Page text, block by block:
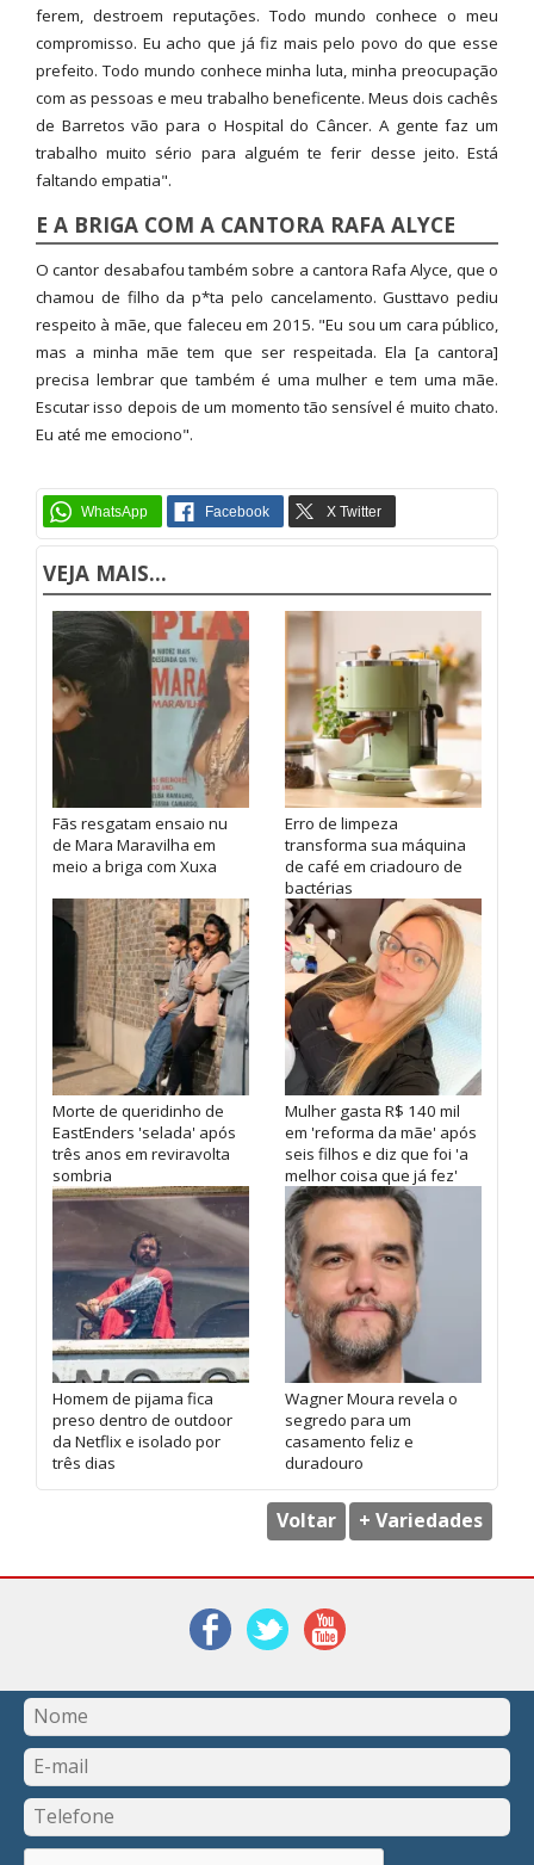
ferem, destroem reputações. Todo mundo conhece o meu
compromisso. Eu acho que já fiz mais pelo povo do que esse
prefeito. Todo mundo conhece minha luta, minha preocupação
com as pessoas e meu trabalho beneficente. Meus dois cachês
de Barretos vão para o Hospital do Câncer. A gente faz um
trabalho muito sério para alguém te ferir desse jeito. Está
faltando empatia".
E A BRIGA COM A CANTORA RAFA ALYCE
O cantor desabafou também sobre a cantora Rafa Alyce, que o
chamou de filho da p*ta pelo cancelamento. Gusttavo pediu
respeito à mãe, que faleceu em 2015. "Eu sou um cara público,
mas a minha mãe tem que ser respeitada. Ela [a cantora]
precisa lembrar que também é uma mulher e tem uma mãe.
Escutar isso depois de um momento tão sensível é muito chato.
Eu até me emociono".
VEJA MAIS...
Fãs resgatam ensaio nu
de Mara Maravilha em
meio a briga com Xuxa
Erro de limpeza
transforma sua máquina
de café em criadouro de
bactérias
Morte de queridinho de
EastEnders 'selada' após
três anos em reviravolta
sombria
Mulher gasta R$ 140 mil
em 'reforma da mãe' após
seis filhos e diz que foi 'a
melhor coisa que já fez'
Homem de pijama fica
preso dentro de outdoor
da Netflix e isolado por
três dias
Wagner Moura revela o
segredo para um
casamento feliz e
duradouro
Voltar + Variedades